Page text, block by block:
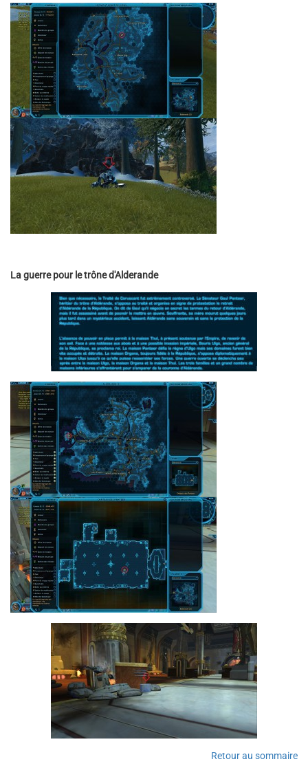
La guerre pour le trône d'Alderande
Retour au sommaire